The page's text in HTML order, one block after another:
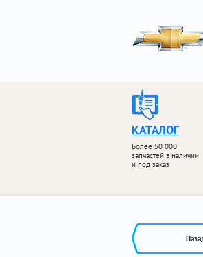
КАТАЛОГ
Более 50 000
запчастей в наличии
и под заказ